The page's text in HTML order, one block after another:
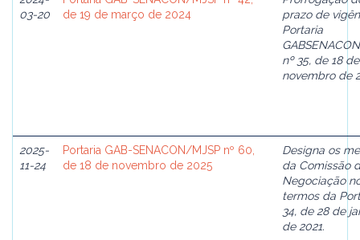
03-20
de 19 de março de 2024
prazo de
Portaria
nº 35, de 18 de
novembro de
2025-
11-24
Portaria GAB-SENACON/MJSP nº 60,
de 18 de novembro de 2025
Designa os
da Comissão
Negociação
termos da
34, de 28 de
de 2021.